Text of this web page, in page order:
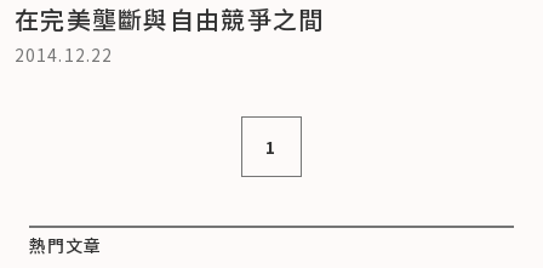
在完美壟斷與自由競爭之間
2014.12.22
1
熱門文章